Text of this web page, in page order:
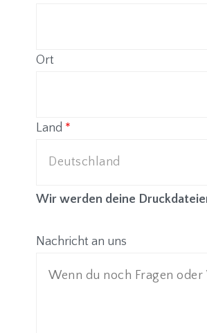
Ort
Land *
Wir werden deine
Nachricht an uns